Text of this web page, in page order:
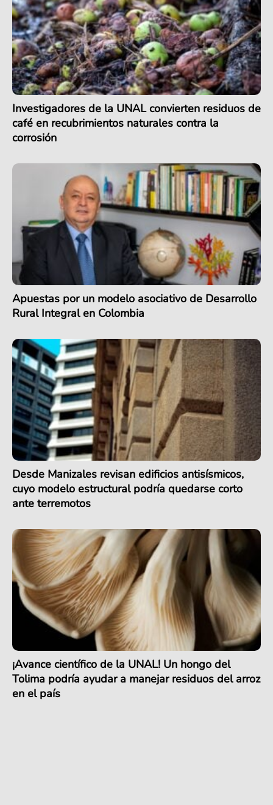
Investigadores de la UNAL convierten residuos de
café en recubrimientos naturales contra la
corrosión
Apuestas por un modelo asociativo de Desarrollo
Rural Integral en Colombia
Desde Manizales revisan edificios antisísmicos,
cuyo modelo estructural podría quedarse corto
ante terremotos
¡Avance científico de la UNAL! Un hongo del
Tolima podría ayudar a manejar residuos del arroz
en el país